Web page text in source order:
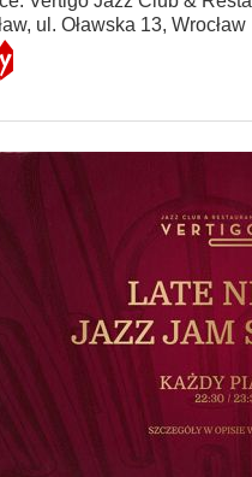
ul. Oławska 13, Wrocław